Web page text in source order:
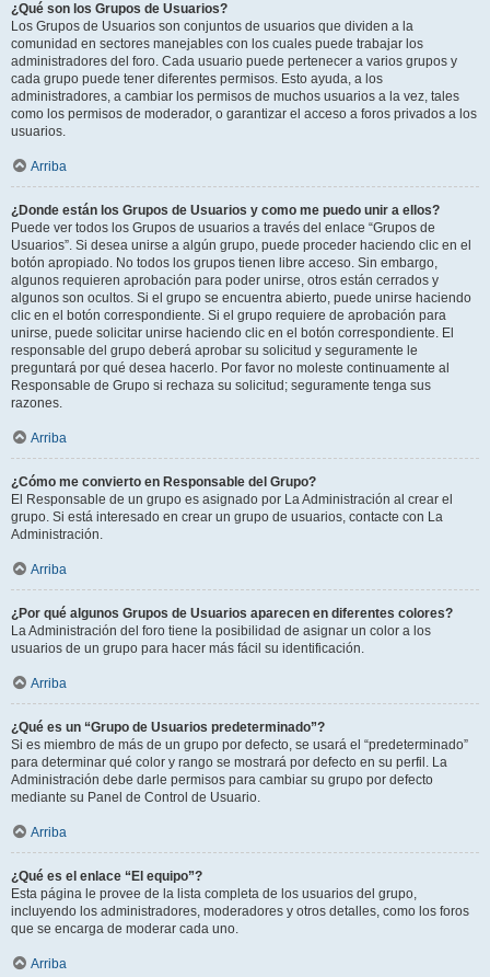
¿Qué son los Grupos de Usuarios?
Los Grupos de Usuarios son conjuntos de usuarios que dividen a la
comunidad en sectores manejables con los cuales puede trabajar los
administradores del foro. Cada usuario puede pertenecer a varios grupos y
cada grupo puede tener diferentes permisos. Esto ayuda, a los
administradores, a cambiar los permisos de muchos usuarios a la vez, tales
como los permisos de moderador, o garantizar el acceso a foros privados a los
usuarios.
Arriba
¿Donde están los Grupos de Usuarios y como me puedo unir a ellos?
Puede ver todos los Grupos de usuarios a través del enlace “Grupos de
Usuarios”. Si desea unirse a algún grupo, puede proceder haciendo clic en el
botón apropiado. No todos los grupos tienen libre acceso. Sin embargo,
algunos requieren aprobación para poder unirse, otros están cerrados y
algunos son ocultos. Si el grupo se encuentra abierto, puede unirse haciendo
clic en el botón correspondiente. Si el grupo requiere de aprobación para
unirse, puede solicitar unirse haciendo clic en el botón correspondiente. El
responsable del grupo deberá aprobar su solicitud y seguramente le
preguntará por qué desea hacerlo. Por favor no moleste continuamente al
Responsable de Grupo si rechaza su solicitud; seguramente tenga sus
razones.
Arriba
¿Cómo me convierto en Responsable del Grupo?
El Responsable de un grupo es asignado por La Administración al crear el
grupo. Si está interesado en crear un grupo de usuarios, contacte con La
Administración.
Arriba
¿Por qué algunos Grupos de Usuarios aparecen en diferentes colores?
La Administración del foro tiene la posibilidad de asignar un color a los
usuarios de un grupo para hacer más fácil su identificación.
Arriba
¿Qué es un “Grupo de Usuarios predeterminado”?
Si es miembro de más de un grupo por defecto, se usará el “predeterminado”
para determinar qué color y rango se mostrará por defecto en su perfil. La
Administración debe darle permisos para cambiar su grupo por defecto
mediante su Panel de Control de Usuario.
Arriba
¿Qué es el enlace “El equipo”?
Esta página le provee de la lista completa de los usuarios del grupo,
incluyendo los administradores, moderadores y otros detalles, como los foros
que se encarga de moderar cada uno.
Arriba